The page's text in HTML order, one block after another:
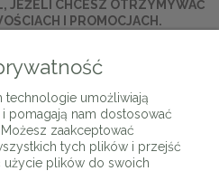
JEŻELI CHCESZ OTRZYMYWAĆ
I PROMOCJACH.
technologie umożliwiają
pomagają nam dostosować
zaakceptować
tych plików i przejść
plików do swoich